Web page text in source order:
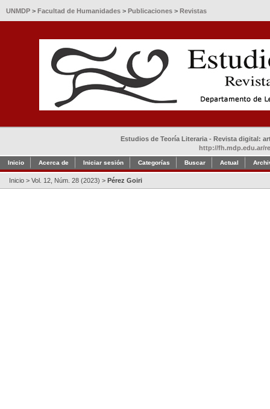
UNMDP > Facultad de Humanidades > Publicaciones > Revistas
Estudios de Teoría Literaria - Revista digital:
http://fh.mdp.edu.ar/
Inicio Acerca de Iniciar sesión Categorías Buscar Actual
Inicio > Vol. 12, Núm. 28 (2023) > Pérez Goiri